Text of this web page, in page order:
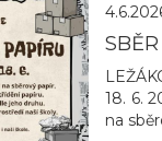
18. 6.
na